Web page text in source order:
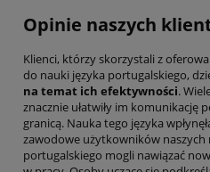
Opinie naszych
Klienci, którzy skorzystali z
do nauki języka portugalskiego,
na temat ich efektywności.
znacznie ułatwiły im komunikację
granicą. Nauka tego języka
zawodowe użytkowników naszych
portugalskiego mogli nawiązać